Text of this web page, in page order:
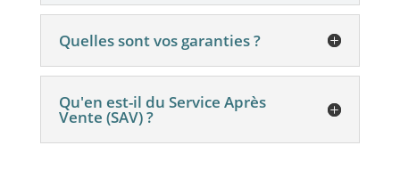
Quelles sont vos garanties ?
Qu'en est-il du Service Après
Vente (SAV) ?